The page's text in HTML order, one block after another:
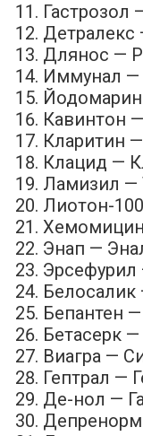
Гастрозол
Детралекс
Длянос —
Иммунал —
Кавинтон
Кларитин
Клацид —
Ламизил —
Лиотон-
Энап —
Бепантен
Бетасерк
Виагра —
Гептрал —
Де-нол —